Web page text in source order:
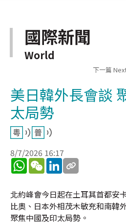
國際新聞
World
下一篇 Next
美日韓外長會談
太局勢
8/7/2026 16:17
WhatsApp
WeChatLinkedIn
北約峰會今日起在土耳其首都安
比奧、日本外相茂木敏充和南韓
聚焦中國及印太局勢。